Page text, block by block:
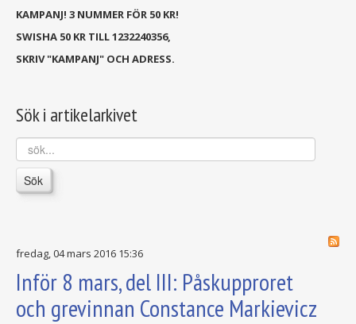
KAMPANJ! 3 NUMMER FÖR 50 KR!
SWISHA 50 KR TILL 1232240356,
SKRIV "KAMPANJ" OCH ADRESS.
Sök i artikelarkivet
sök...
Sök
fredag, 04 mars 2016 15:36
Inför 8 mars, del III: Påskupproret
och grevinnan Constance Markievicz